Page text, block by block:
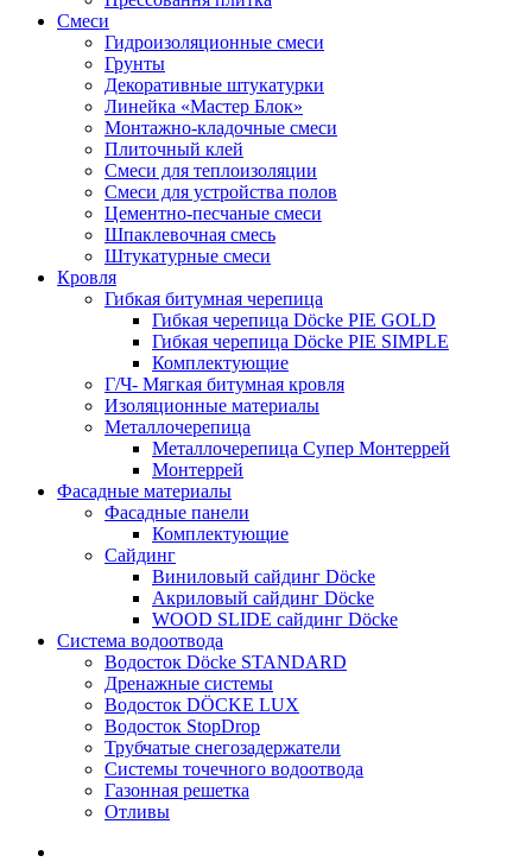
Смеси
Гидроизоляционные смеси
Грунты
Декоративные штукатурки
Линейка «Мастер Блок»
Монтажно-кладочные смеси
Плиточный клей
Смеси для теплоизоляции
Смеси для устройства полов
Цементно-песчаные смеси
Шпаклевочная смесь
Штукатурные смеси
Кровля
Гибкая битумная черепица
Гибкая черепица Döcke PIE GOLD
Гибкая черепица Döcke PIE SIMPLE
Комплектующие
Г/Ч- Мягкая битумная кровля
Изоляционные материалы
Металлочерепица
Металлочерепица Супер Монтеррей
Монтеррей
Фасадные материалы
Фасадные панели
Комплектующие
Сайдинг
Виниловый сайдинг Döcke
Акриловый сайдинг Döcke
WOOD SLIDE сайдинг Döcke
Система водоотвода
Водосток Döcke STANDARD
Дренажные системы
Водосток DÖCKE LUX
Водосток StopDrop
Трубчатые снегозадержатели
Системы точечного водоотвода
Газонная решетка
Отливы